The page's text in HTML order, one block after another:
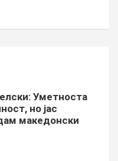
Уметноста
но јас
македонски